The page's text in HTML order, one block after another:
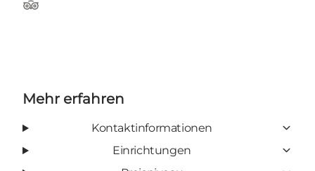
TripAdvisor
Mehr erfahren
Kontaktinformationen
Einrichtungen